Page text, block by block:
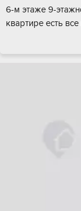
6-м этажe 9-
кваpтиpе ecть